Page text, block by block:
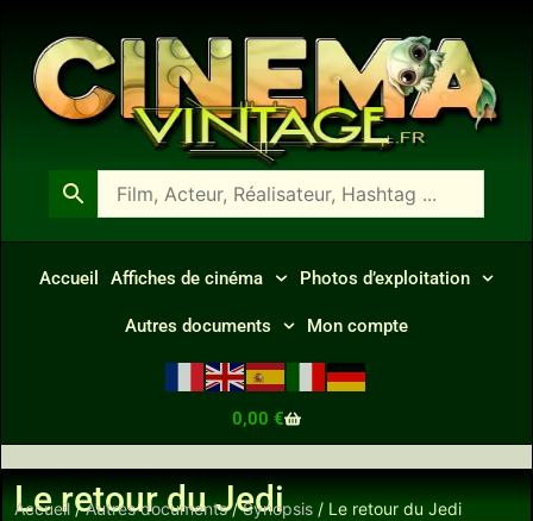
Accueil Affiches de cinéma Photos d’exploitation
Autres documents Mon compte
0,00 €
Le retour du Jedi
Accueil /Autres documents/Synopsis / Le retour du Jedi